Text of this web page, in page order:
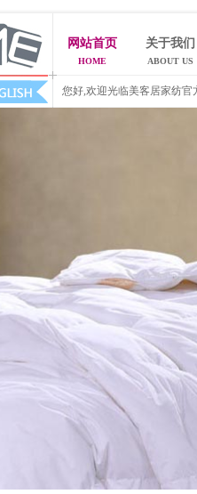
网站首页
HOME
关于我们
ABOUT US
您好,欢迎光临美客居家纺官